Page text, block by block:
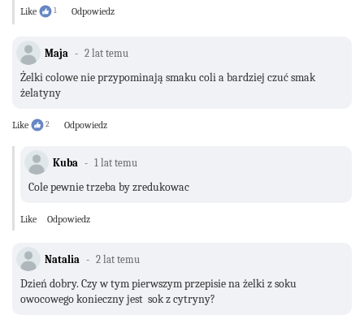
Like 1 Odpowiedz
Maja 2 lat temu
Żelki colowe nie przypominają smaku coli a bardziej czuć smak
żelatyny
Like 2 Odpowiedz
Kuba 1 lat temu
Cole pewnie trzeba by zredukowac
Like Odpowiedz
Natalia 2 lat temu
Dzień dobry. Czy w tym pierwszym przepisie na żelki z soku
owocowego konieczny jest sok z cytryny?